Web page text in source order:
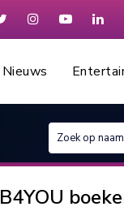
Nieuws
B4YOU